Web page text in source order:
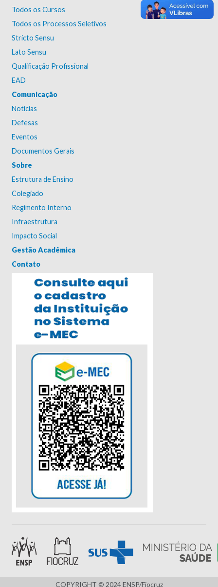
Todos os Cursos
Todos os Processos Seletivos
Stricto Sensu
Lato Sensu
Qualificação Profissional
EAD
Comunicação
Notícias
Defesas
Eventos
Documentos Gerais
Sobre
Estrutura de Ensino
Colegiado
Regimento Interno
Infraestrutura
Impacto Social
Gestão Acadêmica
Contato
COPYRIGHT © 2024 ENSP/Fiocruz